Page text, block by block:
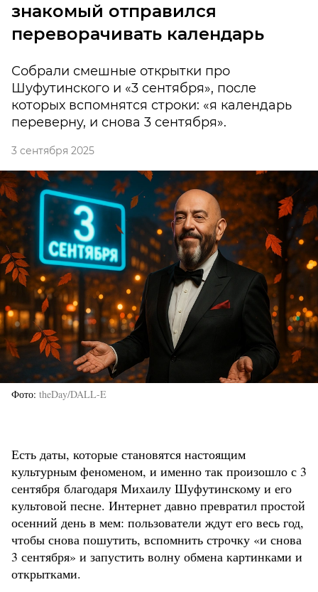
знакомый отправился
переворачивать календарь
Собрали смешные открытки про
Шуфутинского и «3 сентября», после
которых вспомнятся строки: «я календарь
переверну, и снова 3 сентября».
3 сентября 2025
Фото theDay/DALL-E
Есть даты, которые становятся настоящим
культурным феноменом, и именно так произошло с 3
сентября благодаря Михаилу Шуфутинскому и его
культовой песне. Интернет давно превратил простой
осенний день в мем: пользователи ждут его весь год,
чтобы снова пошутить, вспомнить строчку «и снова
3 сентября» и запустить волну обмена картинками и
открытками.